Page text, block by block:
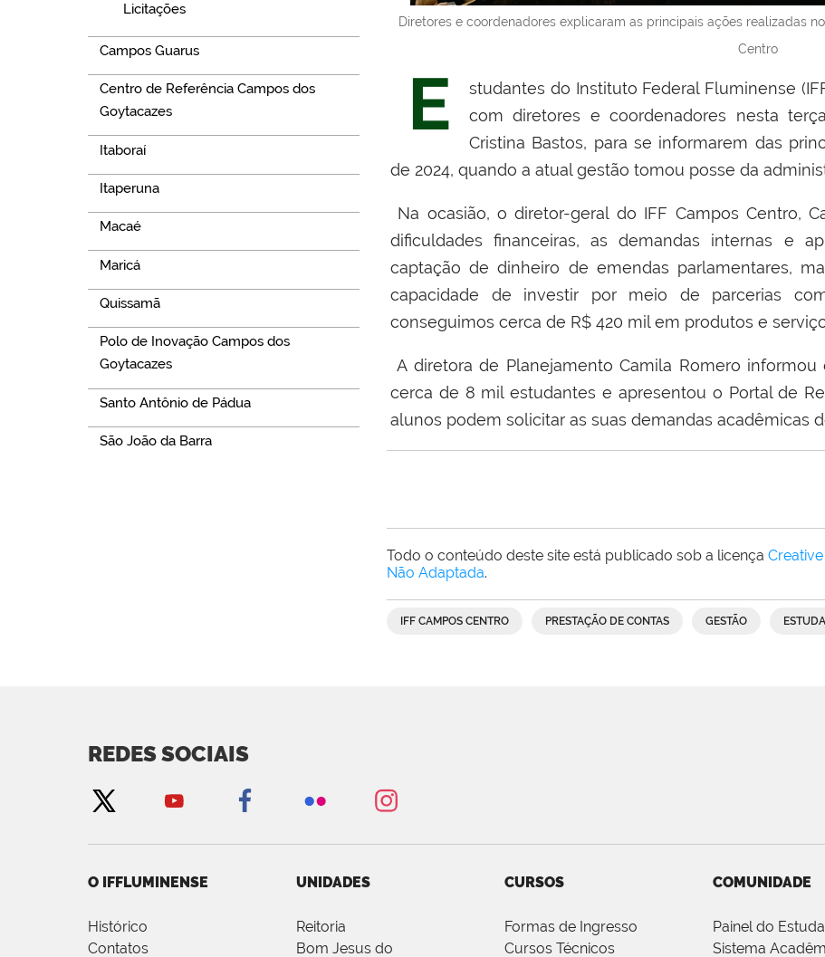
Licitações
Campos Guarus
Centro de Referência Campos dos
Goytacazes
Itaboraí
Itaperuna
Macaé
Maricá
Quissamã
Polo de Inovação Campos dos
Goytacazes
Santo Antônio de Pádua
São João da Barra
Diretores e coordenadores explicaram as principais ações realizadas
Centro
E studantes do Instituto Federal Fluminense
com diretores e coordenadores nesta
Cristina Bastos, para se informarem das
de 2024, quando a atual gestão tomou posse da
Na ocasião, o diretor-geral do IFF Campos Centro,
dificuldades financeiras, as demandas internas e
captação dedinheiro de emendas parlamentares,
capacidade de investir por meio de parcerias
conseguimos cerca de R$ 420 mil em produtos e
A diretora de Planejamento Camila Romero
cerca de 8 mil estudantes e apresentou o Portal de
alunos podem solicitar as suas demandas acadêmicas
Todo o conteúdo deste site está publicado sob a licença
Não Adaptada.
IFF CAMPOS CENTRO PRESTAÇÃO DE CONTAS GESTÃO
REDES SOCIAIS
O IFFLUMINENSE
Histórico
Contatos
UNIDADES
Reitoria
Bom Jesus do
CURSOS
Formas de Ingresso
Cursos Técnicos
COMUNIDADE
Painel do
Sistema